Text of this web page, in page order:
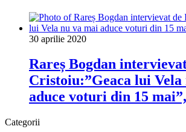
30 aprilie 2020
Rareș Bogdan
Cristoiu:”Geaca lui Vela
aduce voturi din 15 mai”,
Categorii